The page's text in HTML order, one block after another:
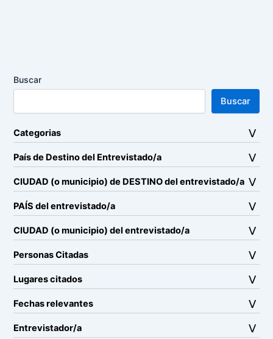
Buscar
Buscar
Categorias
País de Destino del Entrevistado/a
CIUDAD (o municipio) de DESTINO del entrevistado/a
PAÍS del entrevistado/a
CIUDAD (o municipio) del entrevistado/a
Personas Citadas
Lugares citados
Fechas relevantes
Entrevistador/a